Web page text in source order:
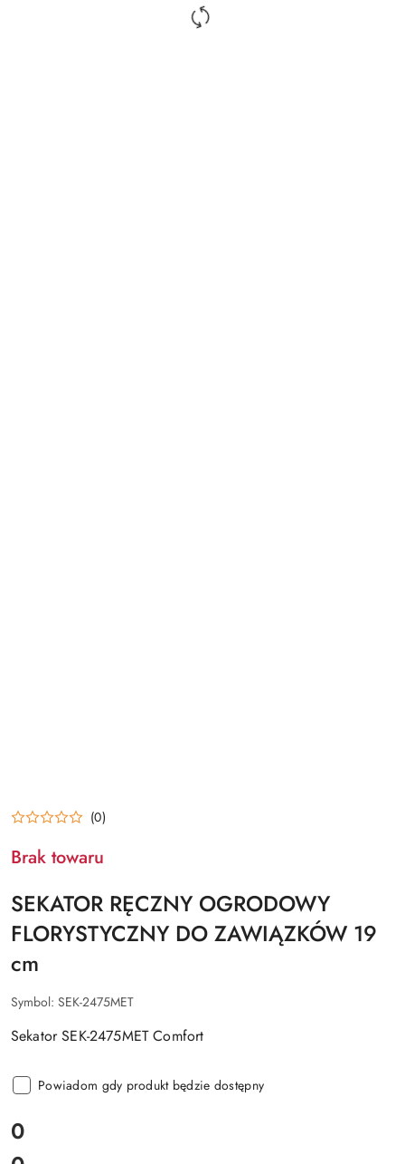
(0)
Brak towaru
SEKATOR RĘCZNY OGRODOWY
FLORYSTYCZNY DO ZAWIĄZKÓW 19
cm
Symbol: SEK-2475MET
Sekator SEK-2475MET Comfort
Powiadom gdy produkt będzie dostępny
cena:
0